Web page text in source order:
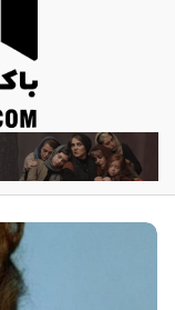
ب
ا
ک
س